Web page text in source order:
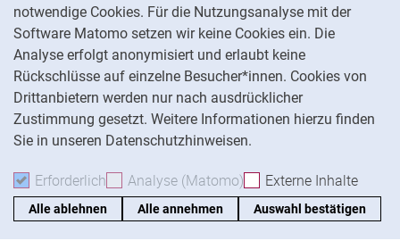
notwendige Cookies. Für die Nutzungsanalyse mit der
Software Matomo setzen wir keine Cookies ein. Die
Analyse erfolgt anonymisiert und erlaubt keine
Rückschlüsse auf einzelne Besucher*innen. Cookies von
Drittanbietern werden nur nach ausdrücklicher
Zustimmung gesetzt. Weitere Informationen hierzu finden
Sie in unseren Datenschutzhinweisen.
Erforderlich Erforderliche Cookies akzeptieren
Analyse (Matomo) Analyse-Cookies
Externe Inhalte
Alle ablehnen Alle annehmen Auswahl bestätigen